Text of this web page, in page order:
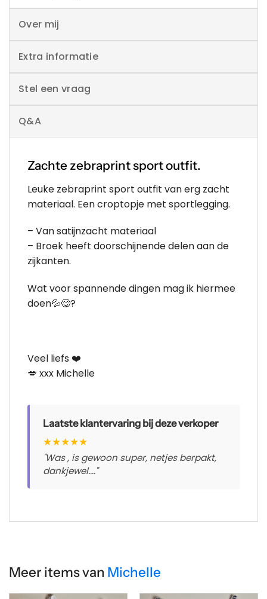
Over mij
Extra informatie
Stel een vraag
Q&A
Zachte zebraprint sport outfit.
Leuke zebraprint sport outfit van erg zacht
materiaal. Een croptopje met sportlegging.
– Van satijnzacht materiaal
– Broek heeft doorschijnende delen aan de
zijkanten.
Wat voor spannende dingen mag ik hiermee
doen💦😋?
Veel liefs ❤️
💋 xxx Michelle
Laatste klantervaring bij deze verkoper
★★★★★
"Was , is gewoon super, netjes berpakt,
dankjewel...."
Meer items van Michelle